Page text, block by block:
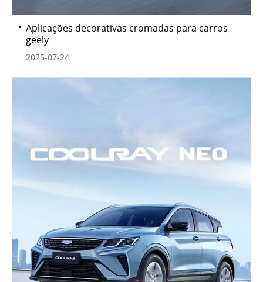
Aplicações decorativas cromadas para carros
geely
2025-07-24